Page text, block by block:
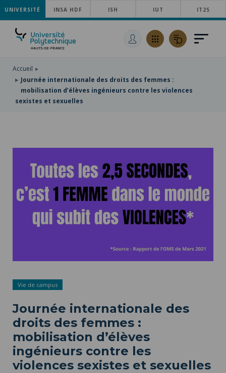
ACCÉDER
AU
MENU
PRINCIPAL
ALLER
AU
CONTENU
ACCÉDER
RECHERCHE
UNIVERSITÉ INSA HDF ISH IUT IT2S
Accueil
Journée internationale des droits des femmes :
mobilisation d’élèves ingénieurs contre les violences
sexistes et sexuelles
Vie de campus
Journée internationale des
droits des femmes :
mobilisation d’élèves
ingénieurs contre les
violences sexistes et sexuelles